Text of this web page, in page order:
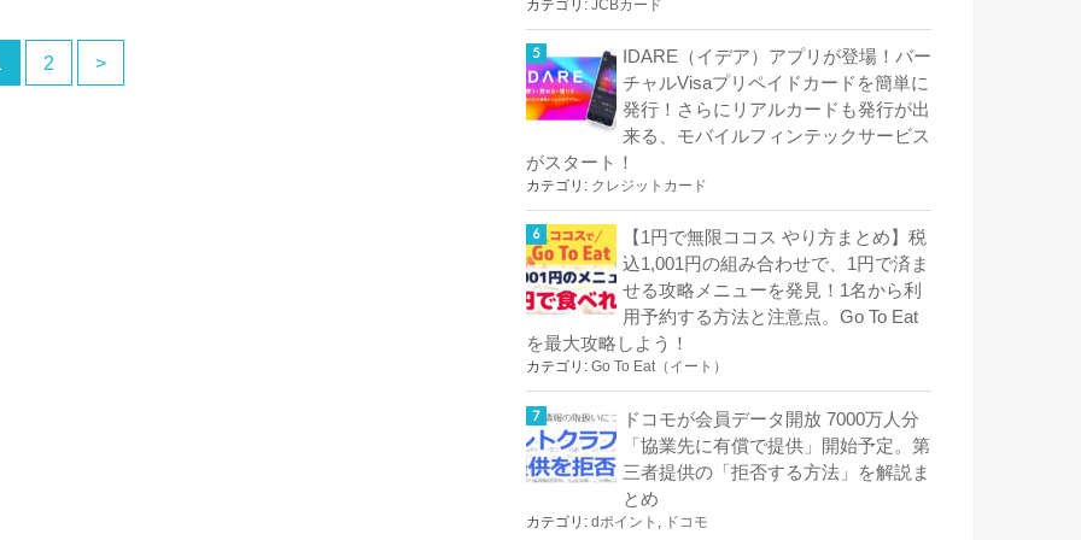
2 >
カテゴリ: JCBカード
IDARE（イデア）アプリが登場！バー
チャルVisaプリペイドカードを簡単に
発行！さらにリアルカードも発行が出
来る、モバイルフィンテックサービス
がスタート！
カテゴリ: クレジットカード
【1円で無限ココス やり方まとめ】税
込1,001円の組み合わせで、1円で済ま
せる攻略メニューを発見！1名から利
用予約する方法と注意点。Go To Eat
を最大攻略しよう！
カテゴリ: Go To Eat（イート）
ドコモが会員データ開放 7000万人分
「協業先に有償で提供」開始予定。第
三者提供の「拒否する方法」を解説ま
とめ
カテゴリ: dポイント ドコモ